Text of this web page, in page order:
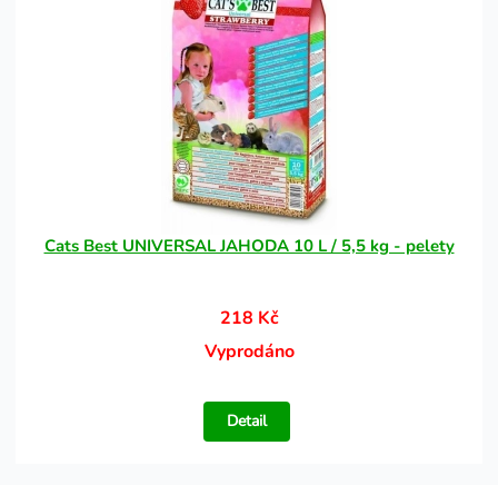
Cats Best UNIVERSAL JAHODA 10 L / 5,5 kg - pelety
218 Kč
Vyprodáno
Detail